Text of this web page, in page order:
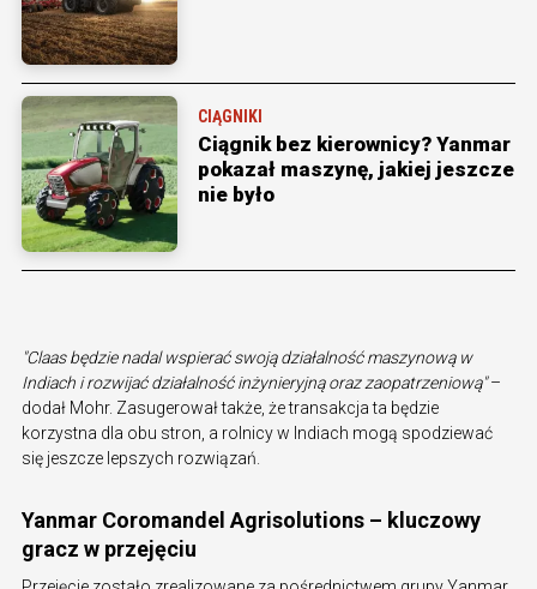
CIĄGNIKI
Ciągnik bez kierownicy? Yanmar
pokazał maszynę, jakiej jeszcze
nie było
"Claas będzie nadal wspierać swoją działalność maszynową w
Indiach i rozwijać działalność inżynieryjną oraz zaopatrzeniową"–
dodał Mohr. Zasugerował także, że transakcja ta będzie
korzystna dla obu stron, a rolnicy w Indiach mogą spodziewać
się jeszcze lepszych rozwiązań.
Yanmar Coromandel Agrisolutions – kluczowy
gracz w przejęciu